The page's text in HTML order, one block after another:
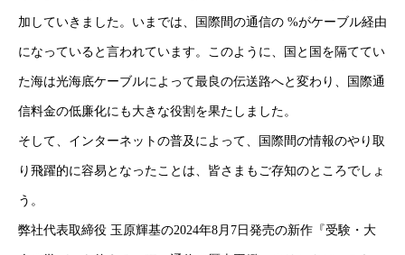
加していきました。いまでは、国際間の通信の %がケーブル経由
になっていると言われています。このように、国と国を隔ててい
た海は光海底ケーブルによって最良の伝送路へと変わり、国際通
信料金の低廉化にも大きな役割を果たしました。
そして、インターネットの普及によって、国際間の情報のやり取
り飛躍的に容易となったことは、皆さまもご存知のところでしょ
う。
弊社代表取締役 玉原輝基の2024年8月7日発売の新作『受験・大